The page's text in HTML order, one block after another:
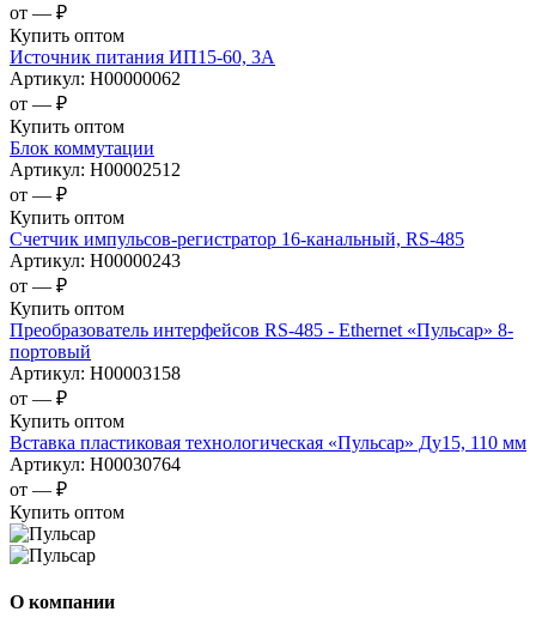
от — ₽
Купить оптом
Источник питания ИП15-60, 3А
Артикул: Н00000062
от — ₽
Купить оптом
Блок коммутации
Артикул: Н00002512
от — ₽
Купить оптом
Счетчик импульсов-регистратор 16-канальный, RS-485
Артикул: Н00000243
от — ₽
Купить оптом
Преобразователь интерфейсов RS-485 - Ethernet «Пульсар» 8-
портовый
Артикул: Н00003158
от — ₽
Купить оптом
Вставка пластиковая технологическая «Пульсар» Ду15, 110 мм
Артикул: Н00030764
от — ₽
Купить оптом
О компании